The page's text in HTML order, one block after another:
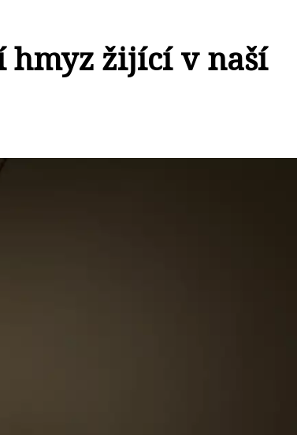
hmyz žijící v naší